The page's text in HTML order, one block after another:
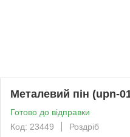
Металевий пін (upn-
Готово до відправки
Код: 23449
Роздріб